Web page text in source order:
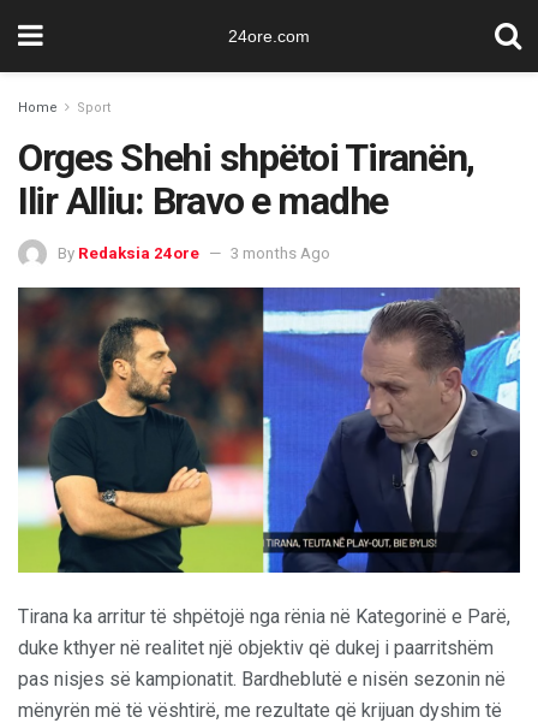
24ore.com
Home Sport
Orges Shehi shpëtoi Tiranën,
Ilir Alliu: Bravo e madhe
By Redaksia 24ore 3 months Ago
Tirana ka arritur të shpëtojë nga rënia në Kategorinë e Parë,
duke kthyer në realitet një objektiv që dukej i paarritshëm
pas nisjes së kampionatit. Bardheblutë e nisën sezonin në
mënyrën më të vështirë, me rezultate që krijuan dyshim të